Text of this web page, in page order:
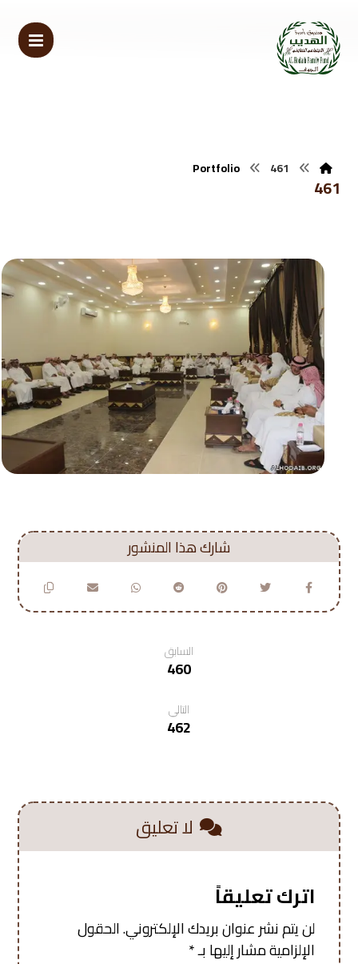
Portfolio 461
461
السابق
460
التالي
462
لا تعليق
اترك تعليقاً
لن يتم نشر عنوان بريدك الإلكتروني.الحقول
الإلزامية مشار إليها بـ*